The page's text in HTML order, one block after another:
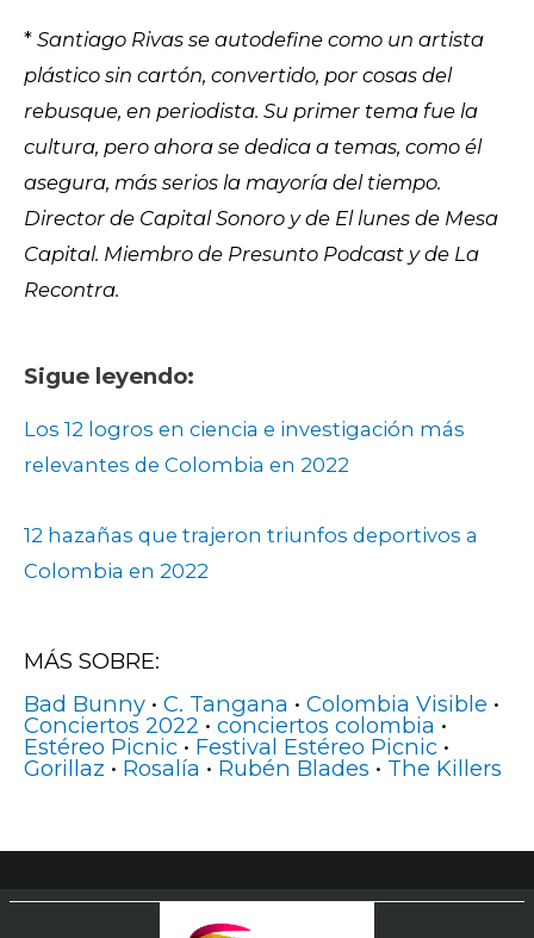
* Santiago Rivas se autodefine como un artista
plástico sin cartón, convertido, por cosas del
rebusque, en periodista. Su primer tema fue la
cultura, pero ahora se dedica a temas, como él
asegura, más serios la mayoría del tiempo.
Director de Capital Sonoro y de El lunes de Mesa
Capital. Miembro de Presunto Podcast y de La
Recontra.
Sigue leyendo:
Los 12 logros en ciencia e investigación más
relevantes de Colombia en 2022
12 hazañas que trajeron triunfos deportivos a
Colombia en 2022
MÁS SOBRE:
Bad Bunny • C. Tangana • Colombia Visible •
Conciertos 2022 • conciertos colombia •
Estéreo Picnic • Festival Estéreo Picnic •
Gorillaz • Rosalía • Rubén Blades • The Killers